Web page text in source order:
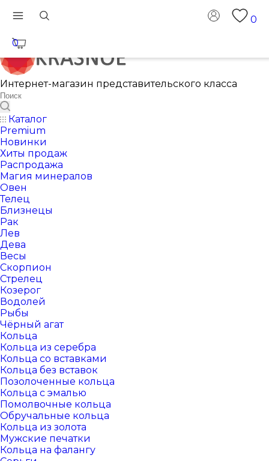
0
0
Интернет-магазин представительского класса
Каталог
Premium
Новинки
Хиты продаж
Распродажа
Магия минералов
Овен
Телец
Близнецы
Рак
Лев
Дева
Весы
Скорпион
Стрелец
Козерог
Водолей
Рыбы
Чёрный агат
Кольца
Кольца из серебра
Кольца со вставками
Кольца без вставок
Позолоченные кольца
Кольца с эмалью
Помолвочные кольца
Обручальные кольца
Кольца из золота
Мужские печатки
Кольца на фалангу